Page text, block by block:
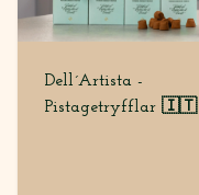
Dell´Artista -
Pistagetryfflar 🇮🇹